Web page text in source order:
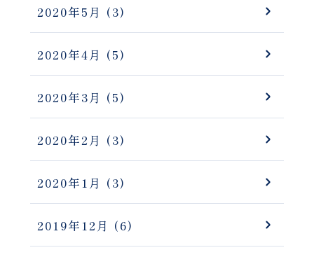
2020年5月 (3)
2020年4月 (5)
2020年3月 (5)
2020年2月 (3)
2020年1月 (3)
2019年12月 (6)